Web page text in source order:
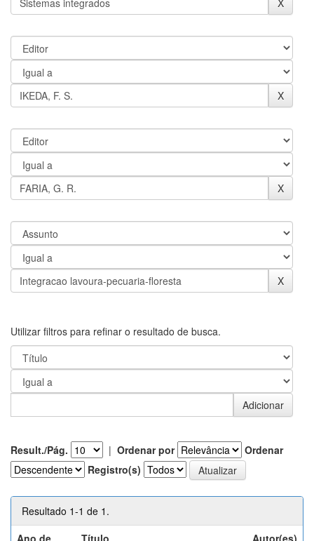
Utilizar filtros para refinar o resultado de busca.
Result./Pág. | Ordenar por
Ordenar
Registro(s)
Resultado 1-1 de 1.
Ano de
Título Autor(es)